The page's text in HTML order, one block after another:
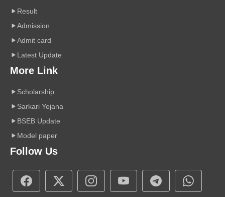
Result
Admission
Admit card
Latest Update
More Link
Scholarship
Sarkari Yojana
BSEB Update
Model paper
Follow Us